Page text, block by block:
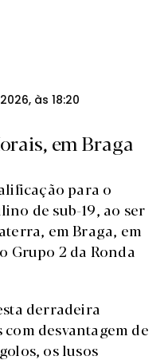
às 18:20
em Braga
para o
de sub-19, ao ser
em Braga, em
Grupo 2 da Ronda
derradeira
desvantagem de
os lusos